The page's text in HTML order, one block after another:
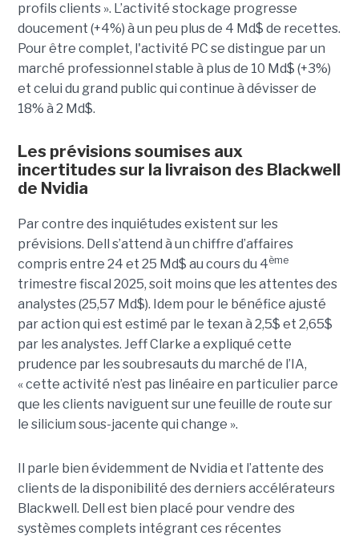
profils clients ». L’activité stockage progresse
doucement (+4%) à un peu plus de 4 Md$ de recettes.
Pour être complet, l'activité PC se distingue par un
marché professionnel stable à plus de 10 Md$ (+3%)
et celui du grand public qui continue à dévisser de
18% à 2 Md$.
Les prévisions soumises aux
incertitudes sur la livraison des Blackwell
de Nvidia
Par contre des inquiétudes existent sur les
prévisions. Dell s’attend à un chiffre d’affaires
compris entre 24 et 25 Md$ au cours du 4ème
trimestre fiscal 2025, soit moins que les attentes des
analystes (25,57 Md$). Idem pour le bénéfice ajusté
par action qui est estimé par le texan à 2,5$ et 2,65$
par les analystes. Jeff Clarke a expliqué cette
prudence par les soubresauts du marché de l’IA,
« cette activité n’est pas linéaire en particulier parce
que les clients naviguent sur une feuille de route sur
le silicium sous-jacente qui change ».
Il parle bien évidemment de Nvidia et l’attente des
clients de la disponibilité des derniers accélérateurs
Blackwell. Dell est bien placé pour vendre des
systèmes complets intégrant ces récentes